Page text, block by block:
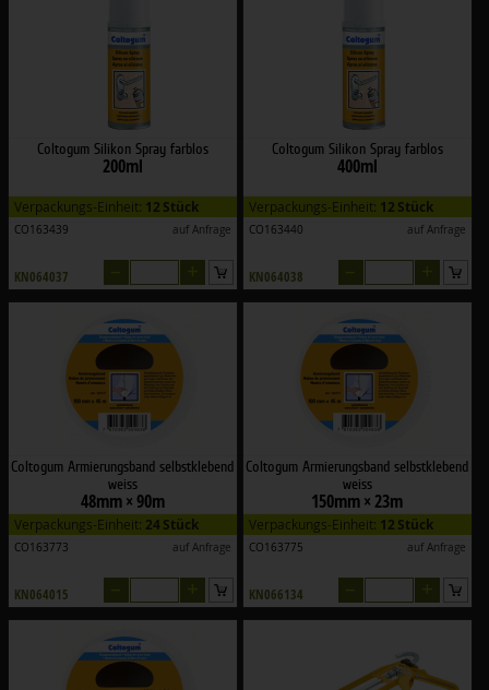
Coltogum Silikon Spray farblos
200ml
Verpackungs-Einheit: 12 Stück
CO163439 auf Anfrage
KN064037
Coltogum Silikon Spray farblos
400ml
Verpackungs-Einheit: 12 Stück
CO163440 auf Anfrage
KN064038
Coltogum Armierungsband selbstklebend
weiss
48mm × 90m
Verpackungs-Einheit: 24 Stück
CO163773 auf Anfrage
KN064015
Coltogum Armierungsband selbstklebend
weiss
150mm × 23m
Verpackungs-Einheit: 12 Stück
CO163775 auf Anfrage
KN066134